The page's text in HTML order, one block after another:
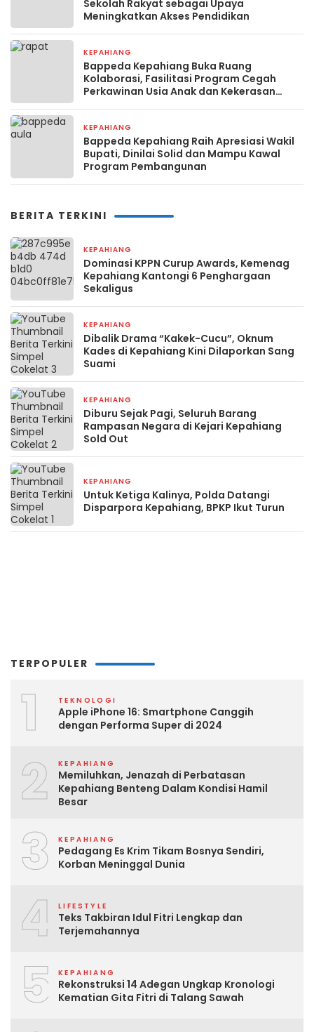
Sekolah Rakyat sebagai Upaya
Meningkatkan Akses Pendidikan
KEPAHIANG
Bappeda Kepahiang Buka Ruang
Kolaborasi, Fasilitasi Program Cegah
Perkawinan Usia Anak dan Kekerasan
KEPAHIANG
Bappeda Kepahiang Raih Apresiasi Wakil
Bupati, Dinilai Solid dan Mampu Kawal
Program Pembangunan
BERITA TERKINI
KEPAHIANG
Dominasi KPPN Curup Awards, Kemenag
Kepahiang Kantongi 6 Penghargaan
Sekaligus
KEPAHIANG
Dibalik Drama “Kakek-Cucu”, Oknum
Kades di Kepahiang Kini Dilaporkan Sang
Suami
KEPAHIANG
Diburu Sejak Pagi, Seluruh Barang
Rampasan Negara di Kejari Kepahiang
Sold Out
KEPAHIANG
Untuk Ketiga Kalinya, Polda Datangi
Disparpora Kepahiang, BPKP Ikut Turun
TERPOPULER
1 TEKNOLOGI
Apple iPhone 16: Smartphone Canggih
dengan Performa Super di 2024
2 KEPAHIANG
Memiluhkan, Jenazah di Perbatasan
Kepahiang Benteng Dalam Kondisi Hamil
Besar
3 KEPAHIANG
Pedagang Es Krim Tikam Bosnya Sendiri,
Korban Meninggal Dunia
4 LIFESTYLE
Teks Takbiran Idul Fitri Lengkap dan
Terjemahannya
5 KEPAHIANG
Rekonstruksi 14 Adegan Ungkap Kronologi
Kematian Gita Fitri di Talang Sawah